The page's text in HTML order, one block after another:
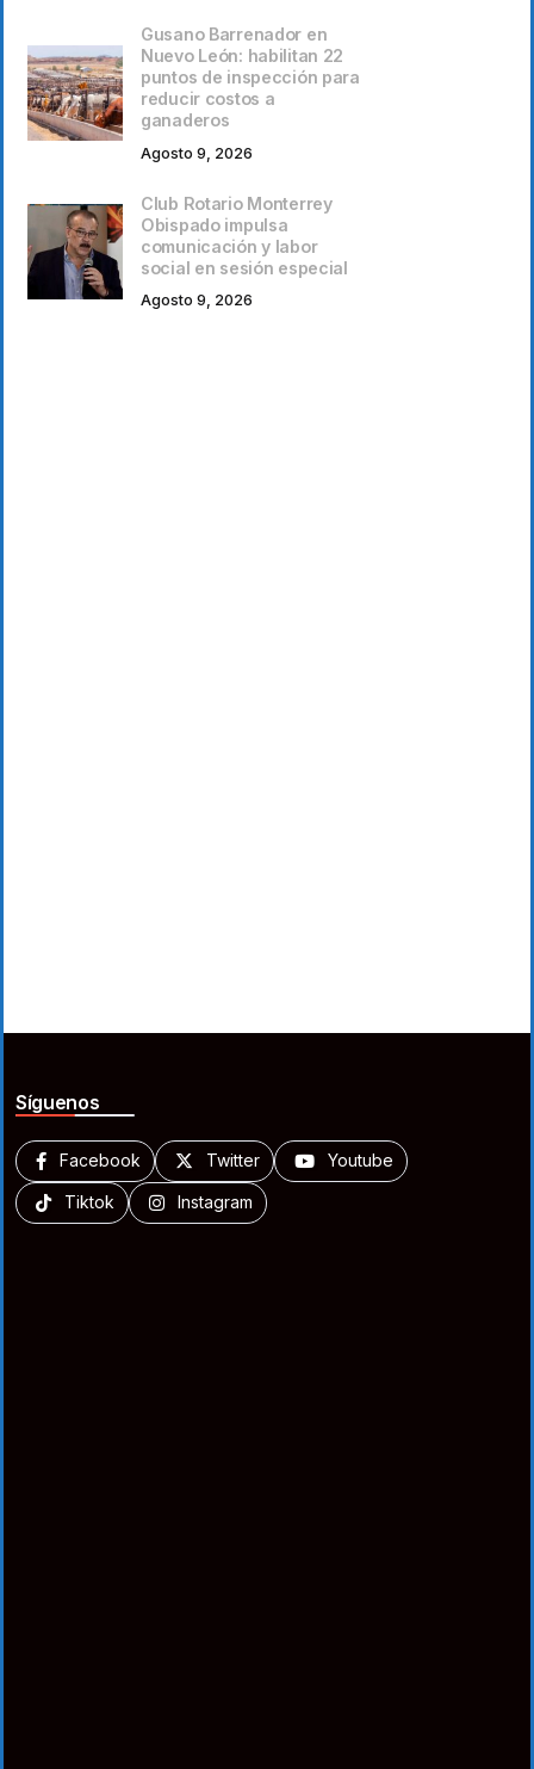
Gusano Barrenador en
Nuevo León: habilitan 22
puntos de inspección para
reducir costos a
ganaderos
Agosto 9, 2026
Club Rotario Monterrey
Obispado impulsa
comunicación y labor
social en sesión especial
Agosto 9, 2026
Síguenos
Facebook Twitter Youtube
Tiktok Instagram